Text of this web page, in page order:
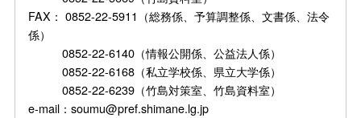
FAX： 0852-22-5911（総務係、予算調整係、文書係、法令
係）
0852-22-6140（情報公開係、公益法人係）
0852-22-6168（私立学校係、県立大学係）
0852-22-6239（竹島対策室、竹島資料室）
e-mail：soumu@pref.shimane.lg.jp